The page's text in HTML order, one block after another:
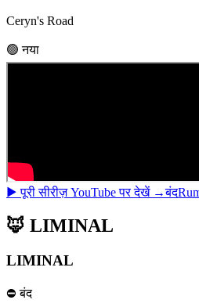
Ceryn's Road
🟢 नया
▶ पूरी सीरीज़ YouTube पर देखें →बंद
🦊 LIMINAL
LIMINAL
⛔ बंद